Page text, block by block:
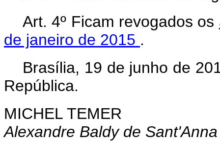
Art. 4º Ficam revogados os
de janeiro de 2015 .
Brasília, 19 de junho de
República.
MICHEL TEMER
Alexandre Baldy de